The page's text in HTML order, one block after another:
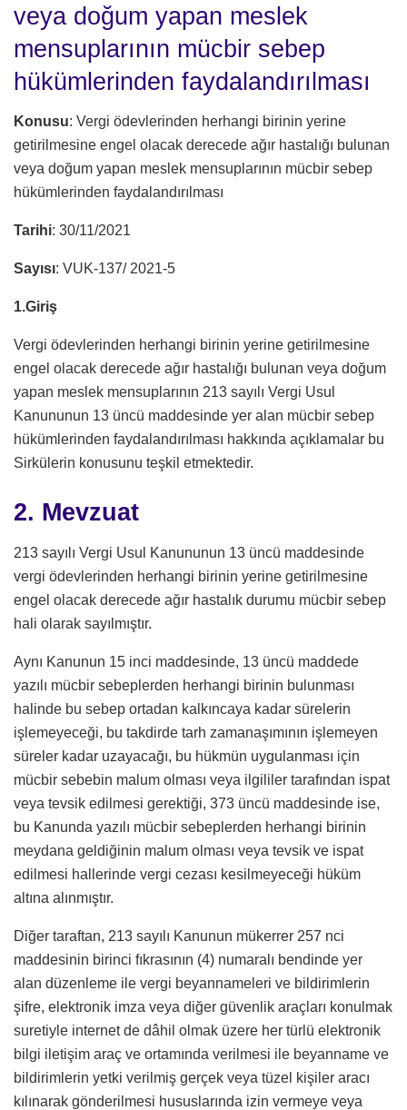
veya doğum yapan meslek
mensuplarının mücbir sebep
hükümlerinden faydalandırılması
Konusu: Vergi ödevlerinden herhangi birinin yerine
getirilmesine engel olacak derecede ağır hastalığı bulunan
veya doğum yapan meslek mensuplarının mücbir sebep
hükümlerinden faydalandırılması
Tarihi: 30/11/2021
Sayısı: VUK-137/ 2021-5
1.Giriş
Vergi ödevlerinden herhangi birinin yerine getirilmesine
engel olacak derecede ağır hastalığı bulunan veya doğum
yapan meslek mensuplarının 213 sayılı Vergi Usul
Kanununun 13 üncü maddesinde yer alan mücbir sebep
hükümlerinden faydalandırılması hakkında açıklamalar bu
Sirkülerin konusunu teşkil etmektedir.
2. Mevzuat
213 sayılı Vergi Usul Kanununun 13 üncü maddesinde
vergi ödevlerinden herhangi birinin yerine getirilmesine
engel olacak derecede ağır hastalık durumu mücbir sebep
hali olarak sayılmıştır.
Aynı Kanunun 15 inci maddesinde, 13 üncü maddede
yazılı mücbir sebeplerden herhangi birinin bulunması
halinde bu sebep ortadan kalkıncaya kadar sürelerin
işlemeyeceği, bu takdirde tarh zamanaşımının işlemeyen
süreler kadar uzayacağı, bu hükmün uygulanması için
mücbir sebebin malum olması veya ilgililer tarafından ispat
veya tevsik edilmesi gerektiği, 373 üncü maddesinde ise,
bu Kanunda yazılı mücbir sebeplerden herhangi birinin
meydana geldiğinin malum olması veya tevsik ve ispat
edilmesi hallerinde vergi cezası kesilmeyeceği hüküm
altına alınmıştır.
Diğer taraftan, 213 sayılı Kanunun mükerrer 257 nci
maddesinin birinci fıkrasının (4) numaralı bendinde yer
alan düzenleme ile vergi beyannameleri ve bildirimlerin
şifre, elektronik imza veya diğer güvenlik araçları konulmak
suretiyle internet de dâhil olmak üzere her türlü elektronik
bilgi iletişim araç ve ortamında verilmesi ile beyanname ve
bildirimlerin yetki verilmiş gerçek veya tüzel kişiler aracı
kılınarak gönderilmesi hususlarında izin vermeye veya